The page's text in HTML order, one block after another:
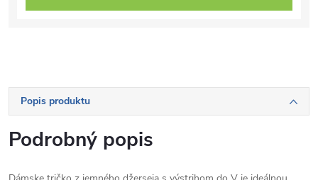
Popis produktu
Podrobný popis